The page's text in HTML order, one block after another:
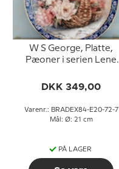
W S George, Platte,
Pæoner i serien Lene
DKK 349,00
Varenr.: BRADEX84-E20-72-7
Mål: Ø: 21 cm
PÅ LAGER